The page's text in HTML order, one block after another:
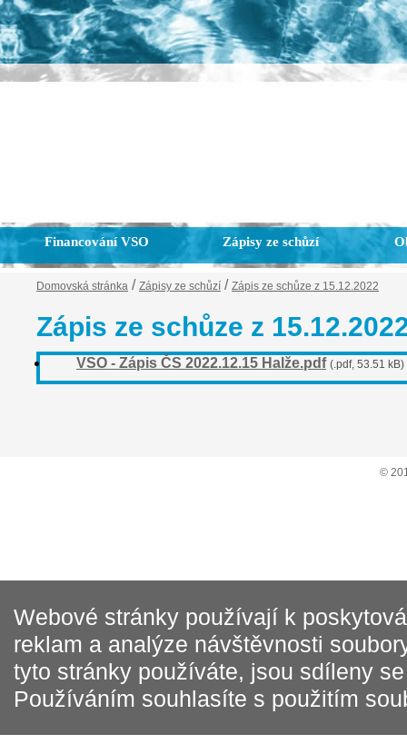
Financování VSO Zápisy ze schůzí
Domovská stránka / Zápisy ze schůzí / Zápis ze schůze z 15.12.2022
Zápis ze schůze z
VSO - Zápis ČS 2022.12.15 Halže.pdf (.pdf, 53.51 kB)
©
Webové stránky používají k
reklam a analýze návštěvnosti
tyto stránky používáte, jsou sdíleny
Používáním souhlasíte s použitím